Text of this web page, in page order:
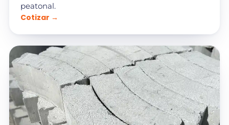
peatonal.
Cotizar →